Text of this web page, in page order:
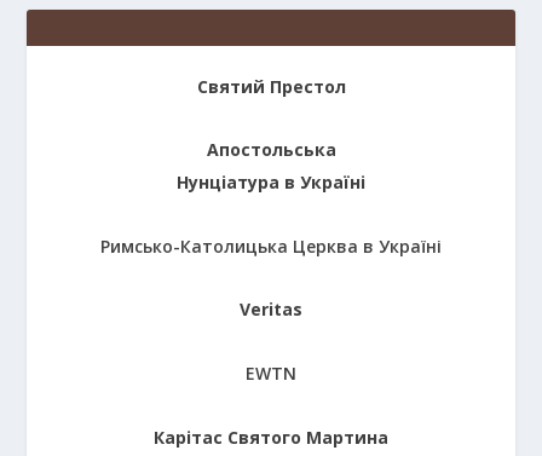
Святий Престол
Апостольська
Нунціатура в Україні
Римсько-Католицька Церква в Україні
Veritas
EWTN
Карітас Святого Мартина